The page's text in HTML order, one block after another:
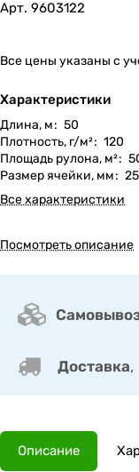
Арт. 9603122
Все цены указаны с
Характеристики
Длина, м: 50
Плотность, г/м²: 120
Площадь рулона, м²:
Размер ячейки, мм:
Все характеристики
Посмотреть описание
Доставка,
Описание